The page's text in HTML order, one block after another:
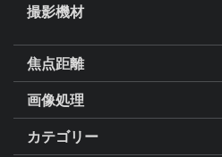
撮影機材
焦点距離
画像処理
カテゴリー